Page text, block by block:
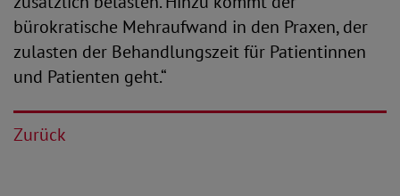
bürokratische Mehraufwand in den Praxen, der
zulasten der Behandlungszeit für Patientinnen
und Patienten geht.“
Zurück